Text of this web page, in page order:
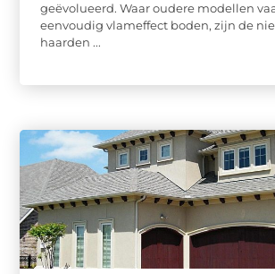
geëvolueerd. Waar oudere modellen
eenvoudig vlameffect boden, zijn de
haarden ...